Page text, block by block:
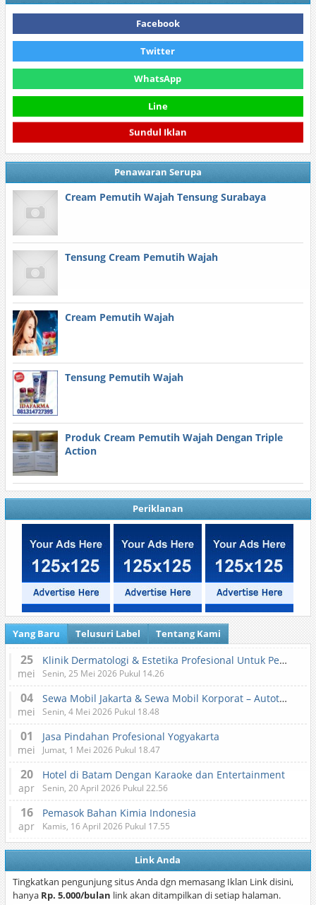
Facebook
Twitter
WhatsApp
Line
Sundul Iklan
Penawaran Serupa
Cream Pemutih Wajah Tensung Surabaya
Tensung Cream Pemutih Wajah
Cream Pemutih Wajah
Tensung Pemutih Wajah
Produk Cream Pemutih Wajah Dengan Triple
Action
Periklanan
Yang Baru Telusuri Label Tentang Kami
25
mei
Klinik Dermatologi & Estetika Profesional Untuk Perawatan Kulit dan Kecantikan
Senin, 25 Mei 2026 Pukul 14.26
04
mei
Sewa Mobil Jakarta & Sewa Mobil Korporat – Autotranz Indonesia
Senin, 4 Mei 2026 Pukul 18.48
01
mei
Jasa Pindahan Profesional Yogyakarta
Jumat, 1 Mei 2026 Pukul 18.47
20
apr
Hotel di Batam Dengan Karaoke dan Entertainment
Senin, 20 April 2026 Pukul 22.56
16
apr
Pemasok Bahan Kimia Indonesia
Kamis, 16 April 2026 Pukul 17.55
Link Anda
Tingkatkan pengunjung situs Anda dgn memasang Iklan Link disini,
hanya Rp. 5.000/bulan link akan ditampilkan di setiap halaman.